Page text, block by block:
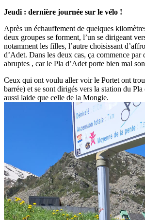
Jeudi : dernière journée sur le vélo !
Après un échauffement de quelques
deux groupes se forment, l’un se dirigeant
notamment les filles, l’autre choisissant
d’Adet. Dans les deux cas, ça commence par
abruptes , car le Pla d’Adet porte bien mal
Ceux qui ont voulu aller voir le Portet ont
barrée) et se sont dirigés vers la station du Pla
aussi laide que celle de la Mongie.